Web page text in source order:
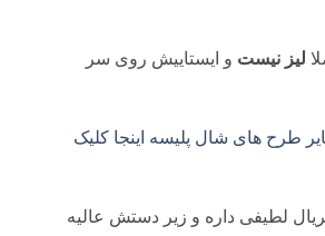
لیز نیست و ایستاییش روی سر
طرح های شال پلیسه اینجا کلیک
لطیفی داره و زیر دستش عالیه